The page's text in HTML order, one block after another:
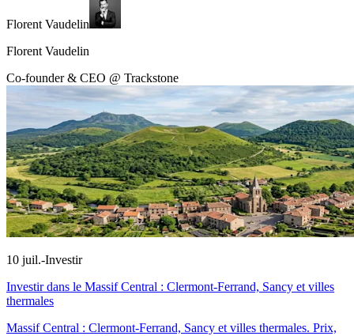
Florent Vaudelin
Florent Vaudelin
Co-founder & CEO @ Trackstone
10 juil.-Investir
Investir dans le Massif Central : Clermont-Ferrand, Sancy et villes
thermales
Massif Central : Clermont-Ferrand, Sancy et villes thermales. Prix,